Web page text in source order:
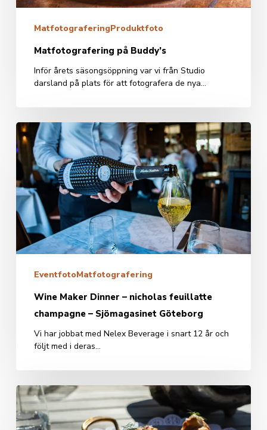
MatfotograferingProduktfoto
Matfotografering på Buddy’s
Inför årets säsongsöppning var vi från Studio
darsland på plats för att fotografera de nya…
Wine
Maker
Dinner
nicholas
feuillatte
champagne
–
Sjömagasinet
EventfotoMatfotografering
Wine Maker Dinner – nicholas feuillatte
champagne – Sjömagasinet Göteborg
Vi har jobbat med Nelex Beverage i snart 12 år och
följt med i deras…
Sommarbilder
till
Sjömagasinet